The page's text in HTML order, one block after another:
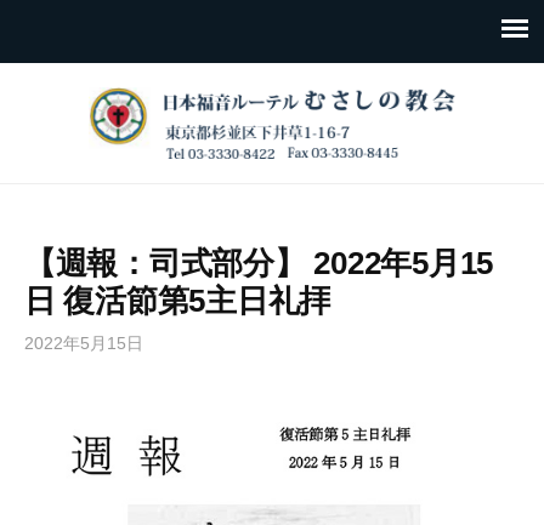
【週報：司式部分】 2022年5月15
日 復活節第5主日礼拝
2022年5月15日